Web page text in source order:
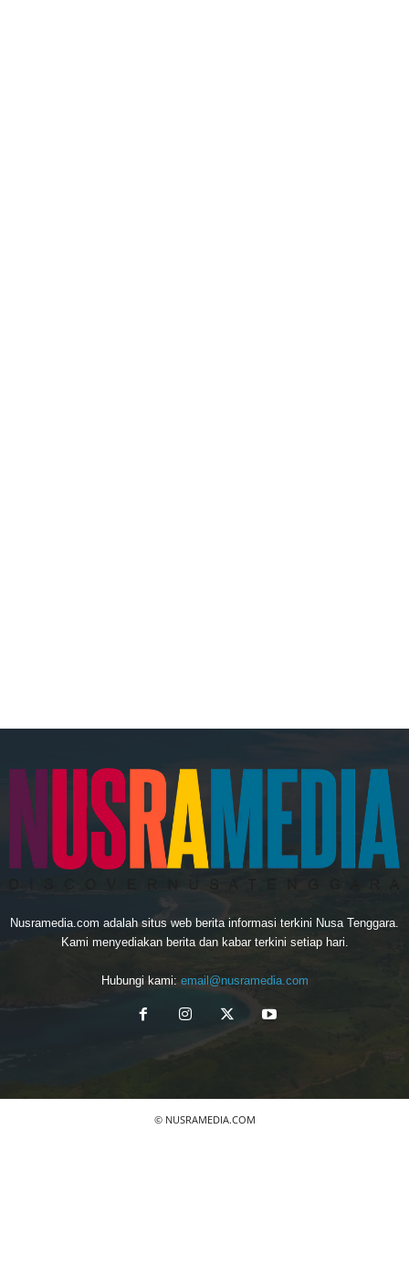
Nusramedia.com adalah situs web berita informasi terkini Nusa Tenggara.
Kami menyediakan berita dan kabar terkini setiap hari.
Hubungi kami: email@nusramedia.com
© NUSRAMEDIA.COM